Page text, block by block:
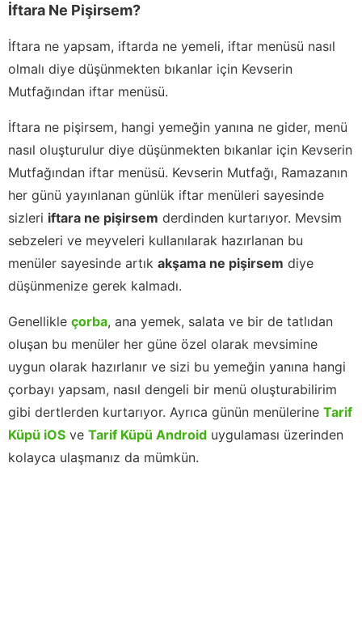
İftara Ne Pişirsem?
İftara ne yapsam, iftarda ne yemeli, iftar menüsü nasıl
olmalı diye düşünmekten bıkanlar için Kevserin
Mutfağından iftar menüsü.
İftara ne pişirsem, hangi yemeğin yanına ne gider, menü
nasıl oluşturulur diye düşünmekten bıkanlar için Kevserin
Mutfağından iftar menüsü. Kevserin Mutfağı, Ramazanın
her günü yayınlanan günlük iftar menüleri sayesinde
sizleri iftara ne pişirsem derdinden kurtarıyor. Mevsim
sebzeleri ve meyveleri kullanılarak hazırlanan bu
menüler sayesinde artık akşama ne pişirsem diye
düşünmenize gerek kalmadı.
Genellikle çorba, ana yemek, salata ve bir de tatlıdan
oluşan bu menüler her güne özel olarak mevsimine
uygun olarak hazırlanır ve sizi bu yemeğin yanına hangi
çorbayı yapsam, nasıl dengeli bir menü oluşturabilirim
gibi dertlerden kurtarıyor. Ayrıca günün menülerine Tarif
Küpü iOS ve Tarif Küpü Android uygulaması üzerinden
kolayca ulaşmanız da mümkün.